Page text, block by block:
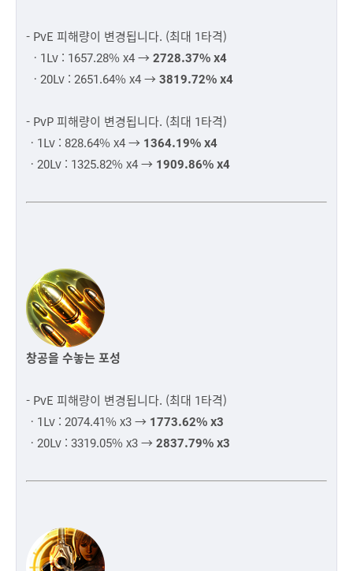
- PvE 피해량이 변경됩니다. (최대 1타격)
ㆍ1Lv : 1657.28% x4 →2728.37% x4
ㆍ20Lv : 2651.64% x4 →3819.72% x4
- PvP 피해량이 변경됩니다. (최대 1타격)
ㆍ1Lv : 828.64% x4 → 1364.19% x4
ㆍ20Lv : 1325.82% x4 → 1909.86% x4
창공을 수놓는 포성
- PvE 피해량이 변경됩니다. (최대 1타격)
ㆍ1Lv : 2074.41% x3 → 1773.62% x3
ㆍ20Lv : 3319.05% x3 →2837.79% x3